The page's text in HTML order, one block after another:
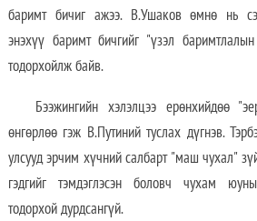
баримт бичиг ажээ. В.Ушаков өмнө нь
энэхүү баримт бичгийг "үзэл
тодорхойлж байв.
Бээжингийн хэлэлцээ ерөнхийдөө
өнгөрлөө гэж В.Путиний туслах дүгнэв.
улсууд эрчим хүчний салбарт "маш чухал"
гэдгийг тэмдэглэсэн боловч чухам
тодорхой дурдсангүй.